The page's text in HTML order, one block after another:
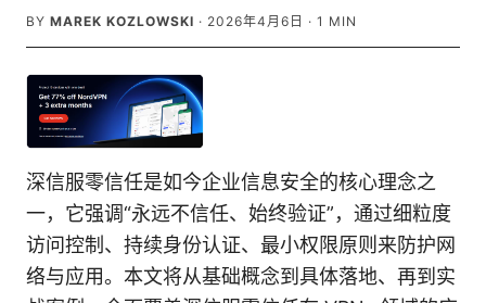
BY MAREK KOZLOWSKI · 2026年4月6日 · 1 MIN
深信服零信任是如今企业信息安全的核心理念之
一，它强调“永远不信任、始终验证”，通过细粒度
访问控制、持续身份认证、最小权限原则来防护网
络与应用。本文将从基础概念到具体落地、再到实